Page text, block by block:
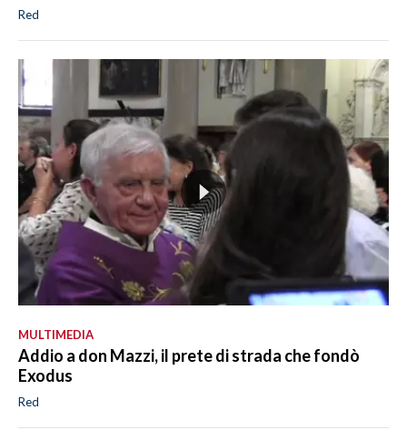
Red
MULTIMEDIA
Addio a don Mazzi, il prete di strada che fondò
Exodus
Red